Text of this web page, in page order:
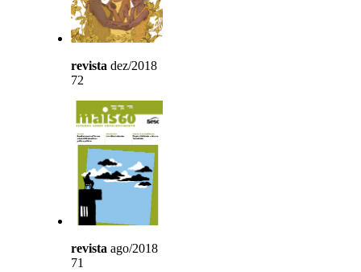
revista dez/2018
72
revista ago/2018
71